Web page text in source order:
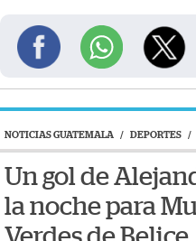
NOTICIAS GUATEMALA / DEPORTES /
Un gol de
la noche para